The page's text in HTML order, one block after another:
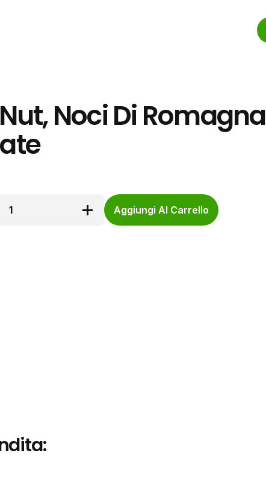
Noci Di Romagna
1
Aggiungi Al Carrello